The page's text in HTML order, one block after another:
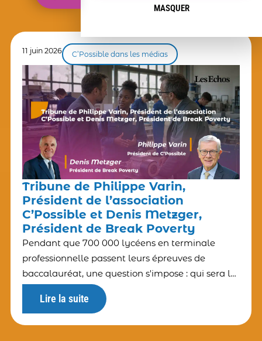
11 juin 2026 C’Possible dans les médias
Tribune de Philippe Varin,
Président de l’association
C’Possible et Denis Metzger,
Président de Break Poverty
Pendant que 700 000 lycéens en terminale
professionnelle passent leurs épreuves de
baccalauréat, une question s'impose : qui sera là
pour eux à la sortie ? Et cette question pose celle
de la responsabilité éducative
Lire la suite
MASQUER